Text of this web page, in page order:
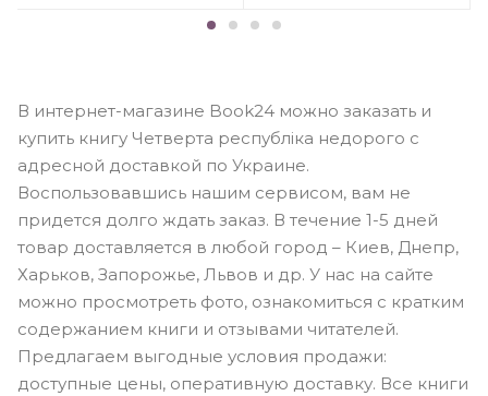
В интернет-магазине Book24 можно заказать и
купить книгу Четверта республіка недорого с
адресной доставкой по Украине.
Воспользовавшись нашим сервисом, вам не
придется долго ждать заказ. В течение 1-5 дней
товар доставляется в любой город – Киев, Днепр,
Харьков, Запорожье, Львов и др. У нас на сайте
можно просмотреть фото, ознакомиться с кратким
содержанием книги и отзывами читателей.
Предлагаем выгодные условия продажи:
доступные цены, оперативную доставку. Все книги